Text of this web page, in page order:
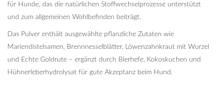
für Hunde, das die natürlichen Stoffwechselprozesse unterstützt
und zum allgemeinen Wohlbefinden beiträgt.
Das Pulver enthält ausgewählte pflanzliche Zutaten wie
Mariendistelsamen, Brennnesselblätter, Löwenzahnkraut mit Wurzel
und Echte Goldrute – ergänzt durch Bierhefe, Kokoskuchen und
Hühnerleberhydrolysat für gute Akzeptanz beim Hund.